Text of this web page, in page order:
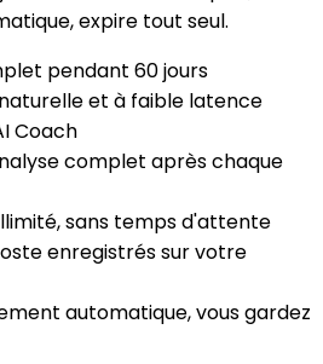
expire tout seul.
pendant 60 jours
et à faible latence
Coach
complet après chaque
sans temps d'attente
enregistrés sur votre
automatique, vous gardez